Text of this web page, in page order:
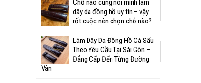
Chỗ nào cũng nói mình làm
dây da đồng hồ uy tín – vậy
rốt cuộc nên chọn chỗ nào?
Làm Dây Da Đồng Hồ Cá Sấu
Theo Yêu Cầu Tại Sài Gòn –
Đẳng Cấp Đến Từng Đường
Vân